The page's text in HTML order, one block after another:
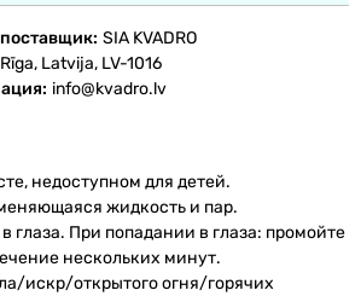
поставщик SIA KVADRO
Latvija, LV-1016
info@kvadro.lv
недоступном для детей.
жидкость и пар.
глаза. При попадании в глаза: промойте
нескольких минут.
искр/открытого огня/горячих